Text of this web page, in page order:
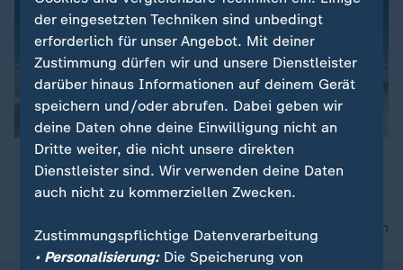
00:06
nach oben
der eingesetzten Techniken sind unbedingt
erforderlich für unser Angebot. Mit deiner
Zustimmung dürfen wir und unsere Dienstleister
darüber hinaus Informationen auf deinem Gerät
speichern und/oder abrufen. Dabei geben wir
deine Daten ohne deine Einwilligung nicht an
Dritte weiter, die nicht unsere direkten
Dienstleister sind. Wir verwenden deine Daten
auch nicht zu kommerziellen Zwecken.
Zustimmungspflichtige Datenverarbeitung
• Personalisierung:Die Speicherung von